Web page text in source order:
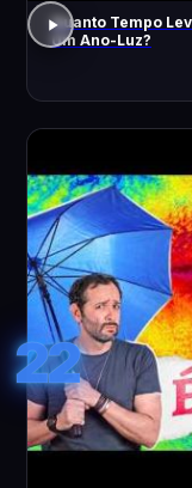
Quanto Tempo
Um Ano-Luz?
22